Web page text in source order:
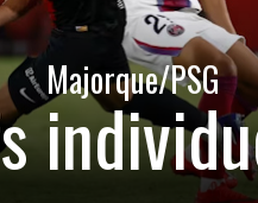
Majorque/PSG